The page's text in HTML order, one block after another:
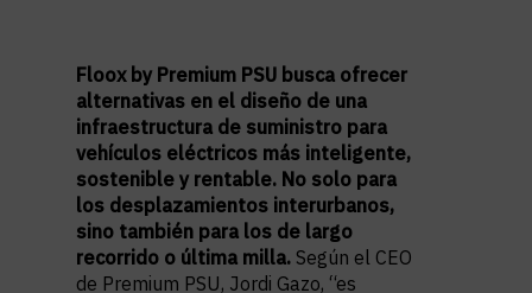
Floox by Premium PSU busca ofrecer
alternativas en el diseño de una
infraestructura de suministro para
vehículos eléctricos más inteligente,
sostenible y rentable. No solo para
los desplazamientos interurbanos,
sino también para los de largo
recorrido o última milla. Según el CEO
de Premium PSU, Jordi Gazo, “es